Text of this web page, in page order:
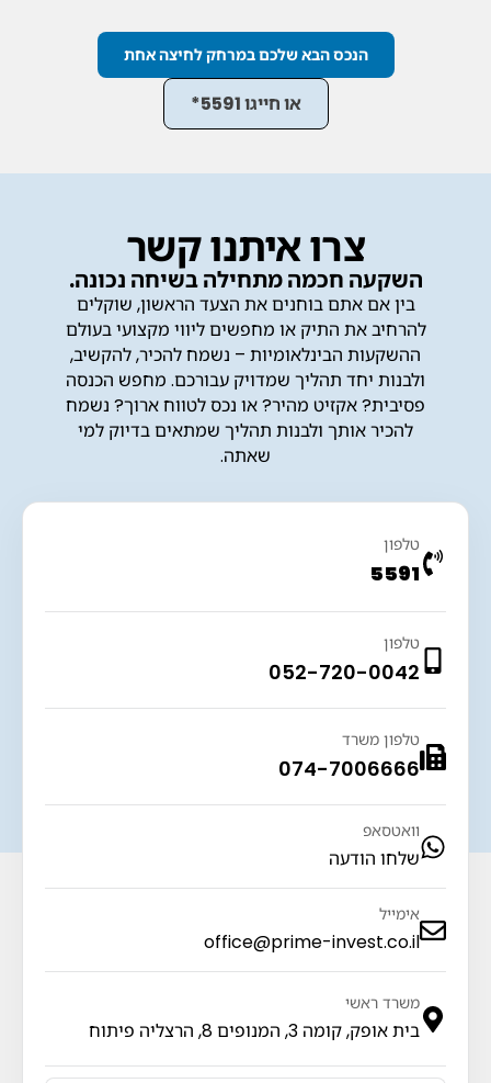
הנכס הבא שלכם במרחק לחיצה אחת
או חייגו 5591*
צרו איתנו קשר
השקעה חכמה מתחילה בשיחה נכונה.
בין אם אתם בוחנים את הצעד הראשון, שוקלים
להרחיב את התיק או מחפשים ליווי מקצועי בעולם
ההשקעות הבינלאומיות – נשמח להכיר, להקשיב,
ולבנות יחד תהליך שמדויק עבורכם. מחפש הכנסה
פסיבית? אקזיט מהיר? או נכס לטווח ארוך? נשמח
להכיר אותך ולבנות תהליך שמתאים בדיוק למי
שאתה.
טלפון
5591
טלפון
052-720-0042
טלפון משרד
074-7006666
וואטסאפ
שלחו הודעה
אימייל
office@prime-invest.co.il
משרד ראשי
בית אופק, קומה 3, המנופים 8, הרצליה פיתוח